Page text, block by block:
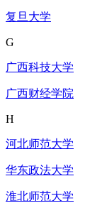
复旦大学
G
广西科技大学
广西财经学院
H
河北师范大学
华东政法大学
淮北师范大学